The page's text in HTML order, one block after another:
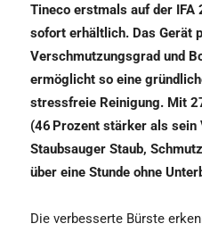
Tineco erstmals auf der
sofort erhältlich. Das Gerät
Verschmutzungsgrad und
ermöglicht so eine
stressfreie Reinigung. Mit
(46 Prozent stärker als
Staubsauger Staub,
über eine Stunde ohne
Die verbesserte Bürste